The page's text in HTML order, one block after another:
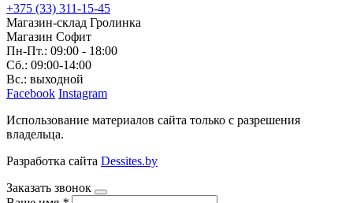
+375 (33) 311-15-45
Магазин-склад Гролинка
Магазин Софит
Пн-Пт.: 09:00 - 18:00
Сб.: 09:00-14:00
Вс.: выходной
Facebook Instagram
Использование материалов сайта только с разрешения
владельца.
Разработка сайта Dessites.by
Заказать звонок